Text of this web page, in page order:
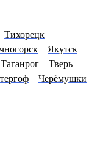
Тихорецк
Якутск
Таганрог
Тверь
Черёмушки